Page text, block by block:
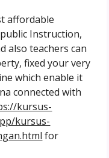
affordable
Instruction,
also teachers can
fixed your very
which enable it
connected with
kursus-
kursus-
for